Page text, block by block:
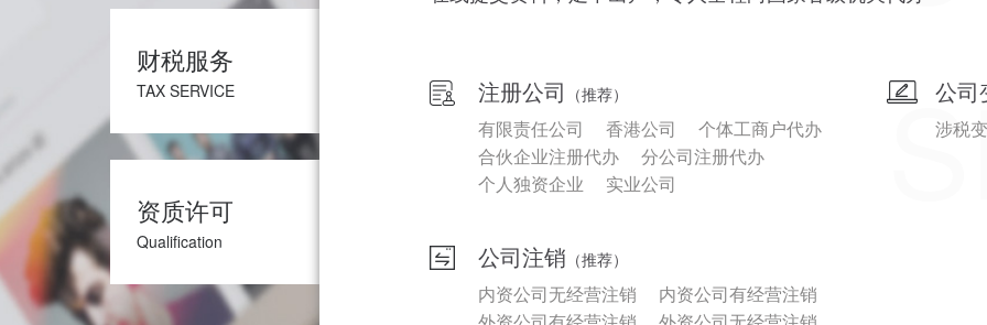
财税服务
TAX SERVICE
资质许可
Qualification
注册公司 （推荐）
有限责任公司 香港公司
个体工商户代办
合伙企业注册代办
分公司注册代办
个人独资企业
实业公司
公司
涉税
公司注销 （推荐）
内资公司无经营注销
内资公司有经营注销